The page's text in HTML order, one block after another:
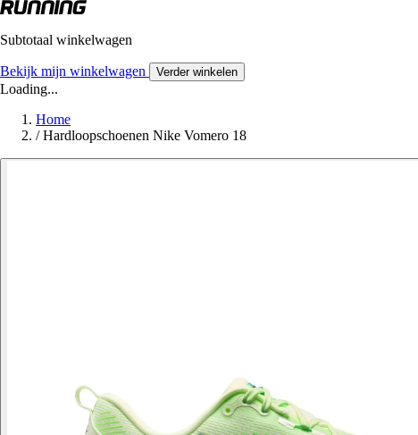
Subtotaal winkelwagen
Bekijk mijn winkelwagen Verder winkelen
Loading...
Home
/ Hardloopschoenen Nike Vomero 18